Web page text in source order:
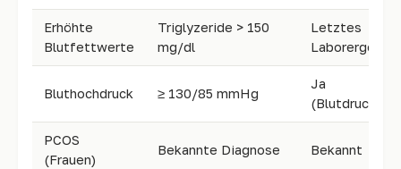
Erhöhte
Blutfettwerte
Triglyzeride > 150
mg/dl
Letztes
Laborergebnis
Bluthochdruck ≥ 130/85 mmHg
Ja
PCOS
(Frauen)
Bekannte Diagnose Bekannt